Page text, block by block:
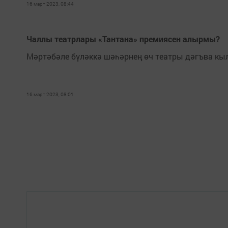
16 март 2023, 08:44
Чаллы театрлары «Тантана» премиясен алырмы?
Мәртәбәле бүләккә шәһәрнең өч театры дәгъва
16 март 2023, 08:01